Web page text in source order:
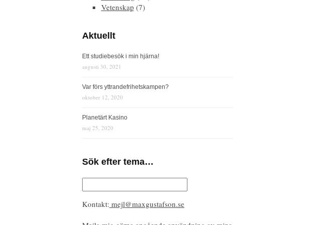
Vetenskap (7)
Aktuellt
Ett studiebesök i min hjärna!
augusti 30, 2021
Var förs yttrandefrihetskampen?
oktober 12, 2020
Planetärt Kasino
maj 25, 2020
Sök efter tema…
Kontakt: mejl@maxgustafson.se